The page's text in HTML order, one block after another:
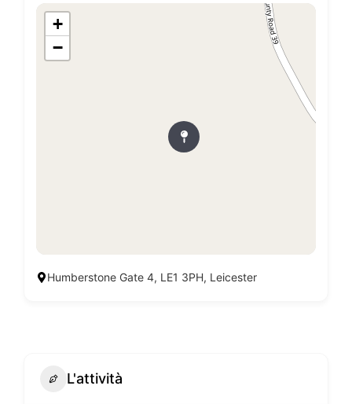
+
−
Humberstone Gate 4, LE1 3PH, Leicester
L'attività